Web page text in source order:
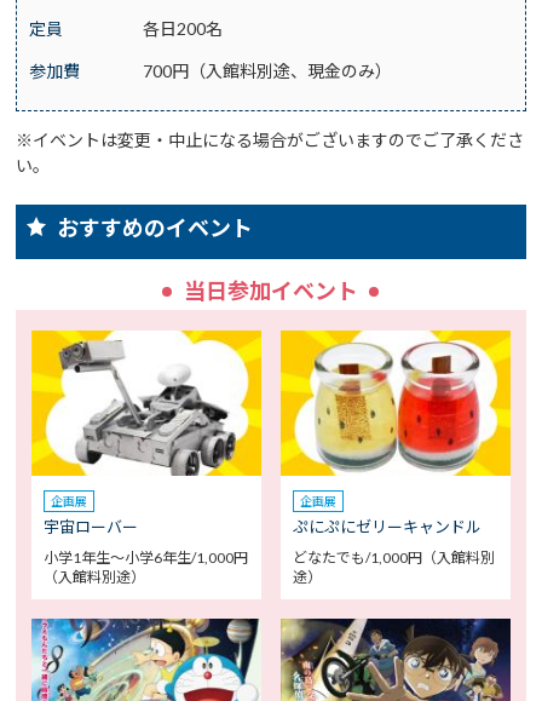
定員 各日200名
参加費 700円（入館料別途、現金のみ）
※イベントは変更・中止になる場合がございますのでご了承くださ
い。
おすすめのイベント
当日参加イベント
企画展
宇宙ローバー
小学1年生～小学6年生/1,000円
（入館料別途）
企画展
ぷにぷにゼリーキャンドル
どなたでも/1,000円（入館料別
途）